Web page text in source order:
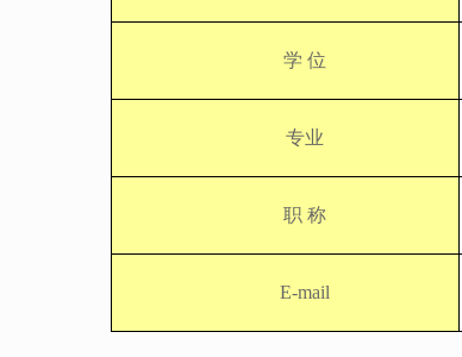
学 位
专业
职 称
E-mail